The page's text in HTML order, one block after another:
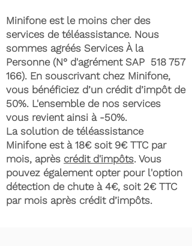
Minifone est le moins cher des
services de téléassistance. Nous
sommes agréés Services À la
Personne (N° d'agrément SAP 518 757
166). En souscrivant chez Minifone,
vous bénéficiez d’un crédit d’impôt de
50%. L'ensemble de nos services
vous revient ainsi à -50%.
La solution de téléassistance
Minifone est à 18€ soit 9€ TTC par
mois, après crédit d'impôts. Vous
pouvez également opter pour l'option
détection de chute à 4€, soit 2€ TTC
par mois après crédit d’impôts.